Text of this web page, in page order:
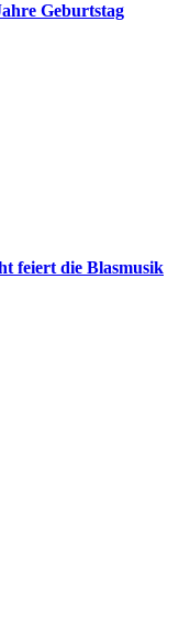
Geburtstag
feiert die Blasmusik